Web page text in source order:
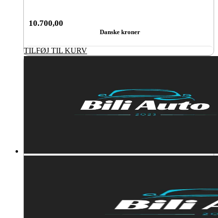
10.700,00
Danske kroner
TILFØJ TIL KURV